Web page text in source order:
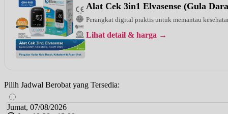
Alat Cek 3in1 Elvasense (Gula
Perangkat digital praktis untuk memantau
Lihat detail & harga →
Pilih Jadwal Berobat yang Tersedia:
Jumat, 07/08/2026